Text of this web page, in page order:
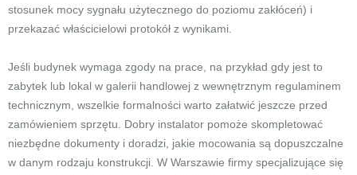
stosunek mocy sygnału użytecznego do poziomu zakłóceń) i
przekazać właścicielowi protokół z wynikami.
Jeśli budynek wymaga zgody na prace, na przykład gdy jest to
zabytek lub lokal w galerii handlowej z wewnętrznym regulaminem
technicznym, wszelkie formalności warto załatwić jeszcze przed
zamówieniem sprzętu. Dobry instalator pomoże skompletować
niezbędne dokumenty i doradzi, jakie mocowania są dopuszczalne
w danym rodzaju konstrukcji. W Warszawie firmy specjalizujące się